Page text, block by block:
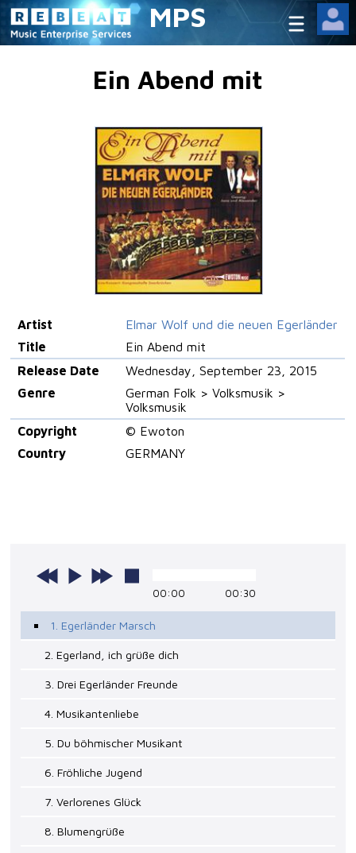
MPS
Ein Abend mit
Artist
Elmar Wolf und die neuen Egerländer
Title
Ein Abend mit
Release Date
Wednesday, September 23, 2015
Genre
German Folk > Volksmusik >
Volksmusik
Copyright
© Ewoton
Country
GERMANY
00:00 00:30
1. Egerländer Marsch
2. Egerland, ich grüße dich
3. Drei Egerländer Freunde
4. Musikantenliebe
5. Du böhmischer Musikant
6. Fröhliche Jugend
7. Verlorenes Glück
8. Blumengrüße